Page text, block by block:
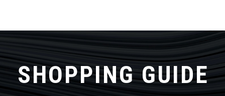
SHOPPING GUIDE